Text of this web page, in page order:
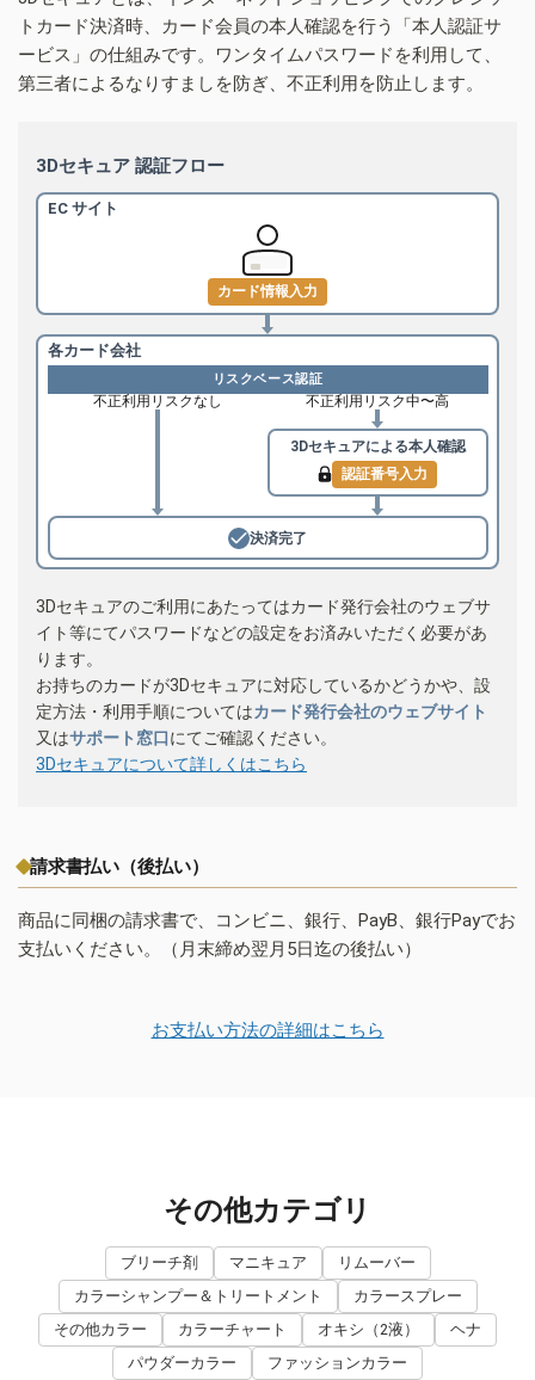
トカード決済時、カード会員の本人確認を行う「本人認証サ
ービス」の仕組みです。ワンタイムパスワードを利用して、
第三者によるなりすましを防ぎ、不正利用を防止します。
3Dセキュア 認証フロー
EC サイト
カード情報入力
各カード会社
リスクベース認証
不正利用リスクなし 不正利用リスク中〜高
3Dセキュアによる本人確認
認証番号入力
決済完了
3Dセキュアのご利用にあたってはカード発行会社のウェブサ
イト等にてパスワードなどの設定をお済みいただく必要があ
ります。
お持ちのカードが3Dセキュアに対応しているかどうかや、設
定方法・利用手順についてはカード発行会社のウェブサイト
又はサポート窓口にてご確認ください。
3Dセキュアについて詳しくはこちら
請求書払い（後払い）
商品に同梱の請求書で、コンビニ、銀行、PayB、銀行Payでお
支払いください。（月末締め翌月5日迄の後払い）
お支払い方法の詳細はこちら
その他カテゴリ
ブリーチ剤 マニキュア
リムーバー
カラーシャンプー＆トリートメント
カラースプレー
その他カラー
カラーチャート オキシ（2液）
ヘナ
パウダーカラー
ファッションカラー